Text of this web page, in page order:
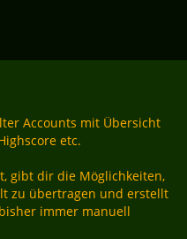
Accounts mit Übersicht
etc.
gibt dir die Möglichkeiten,
zu übertragen und erstellt
immer manuell